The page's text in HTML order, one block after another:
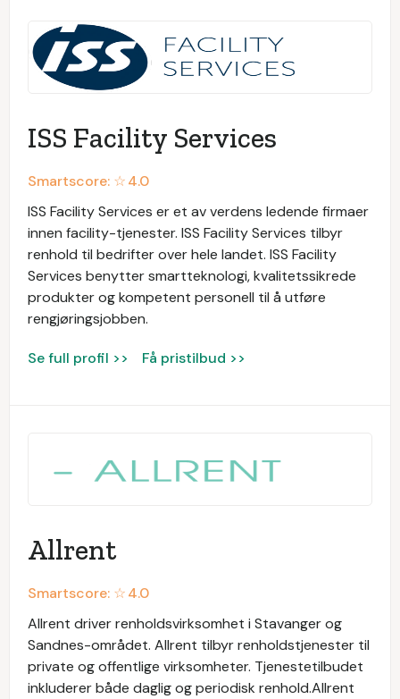
ISS Facility Services
Smartscore: ☆4.0
ISS Facility Services er et av verdens ledende firmaer
innen facility-tjenester. ISS Facility Services tilbyr
renhold til bedrifter over hele landet. ISS Facility
Services benytter smartteknologi, kvalitetssikrede
produkter og kompetent personell til å utføre
rengjøringsjobben.
Se full profil >> Få pristilbud >>
Allrent
Smartscore: ☆4.0
Allrent driver renholdsvirksomhet i Stavanger og
Sandnes-området. Allrent tilbyr renholdstjenester til
private og offentlige virksomheter. Tjenestetilbudet
inkluderer både daglig og periodisk renhold.Allrent